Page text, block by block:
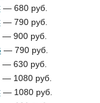
— 680 руб.
— 790 руб.
— 900 руб.
— 790 руб.
— 630 руб.
— 1080 руб.
— 1080 руб.